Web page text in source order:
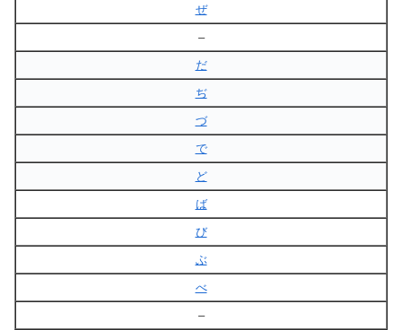
ぜ
–
だ
ぢ
づ
で
ど
ば
び
ぶ
べ
–